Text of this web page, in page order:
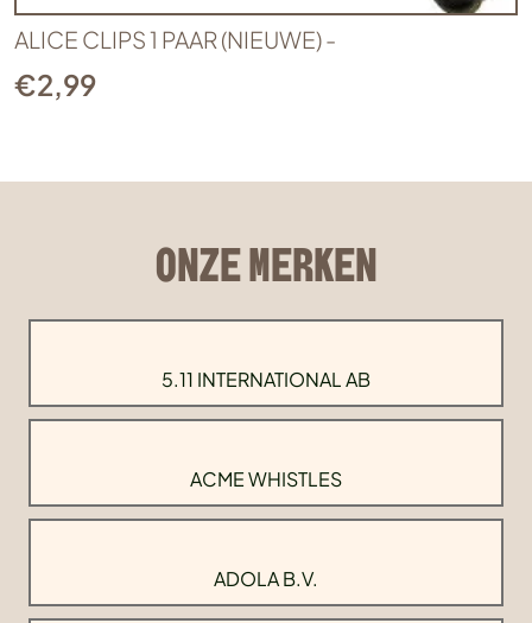
ALICE CLIPS 1 PAAR (NIEUWE) -
€2,99
ONZE MERKEN
5.11 INTERNATIONAL AB
ACME WHISTLES
ADOLA B.V.